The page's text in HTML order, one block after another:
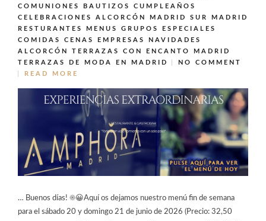
COMUNIONES BAUTIZOS CUMPLEAÑOS
CELEBRACIONES ALCORCÓN MADRID SUR MADRID
RESTURANTES MENUS GRUPOS ESPECIALES
COMIDAS CENAS EMPRESAS NAVIDADES
ALCORCÓN
TERRAZAS CON ENCANTO MADRID
TERRAZAS DE MODA EN MADRID
NO COMMENT
READ MORE
… Buenos días! ☀️😀Aquí os dejamos nuestro menú fin de semana
para el sábado 20 y domingo 21 de junio de 2026 (Precio: 32,50